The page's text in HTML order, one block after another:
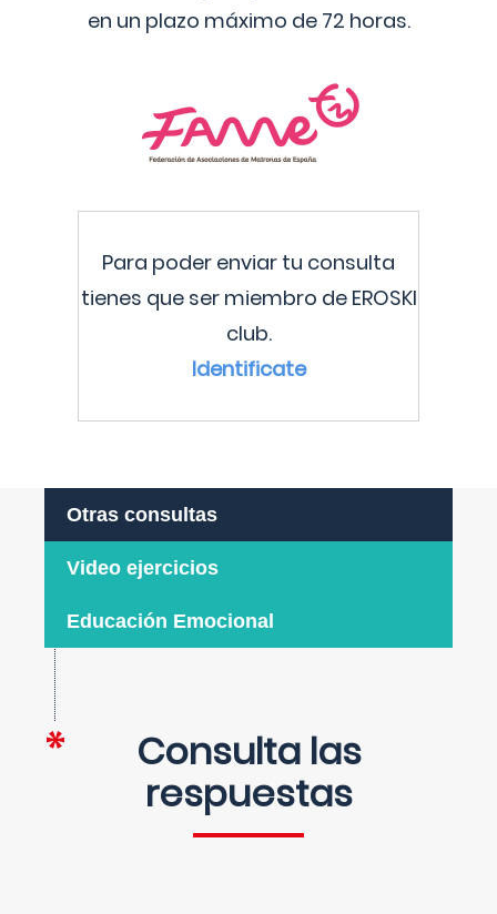
en un plazo máximo de 72 horas.
Para poder enviar tu consulta
tienes que ser miembro de EROSKI
club.
Identificate
Otras consultas
Video ejercicios
Educación Emocional
Consulta las
respuestas